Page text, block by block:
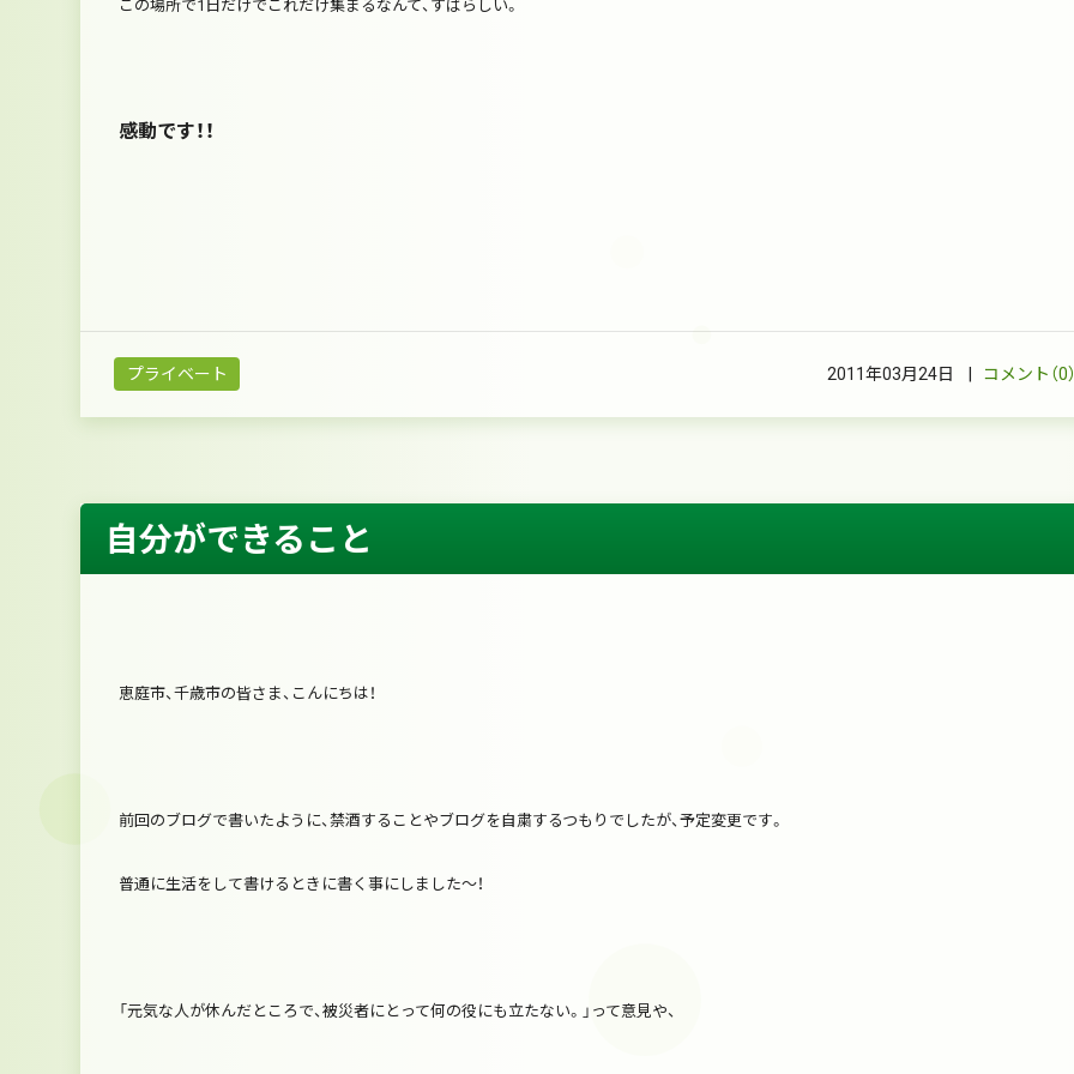
この場所で1日だけでこれだけ集まるなんて、すばらしい。
感動です！！
プライベート 2011年03月24日 | コメント（0
自分ができること
恵庭市、千歳市の皆さま、こんにちは！
前回のブログで書いたように、禁酒することやブログを自粛するつもりでしたが、予定変更です。
普通に生活をして書けるときに書く事にしました～！
「元気な人が休んだところで、被災者にとって何の役にも立たない。」って意見や、